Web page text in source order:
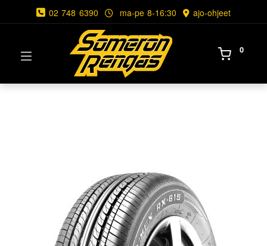
02 748 6390 ma-pe 8-16:30 ajo-ohjeet
0